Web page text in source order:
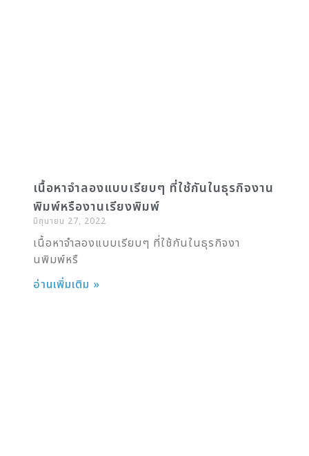
เนื้อหาจำลองแบบเรียบๆ ที่ใช้กันในธุรกิจงาน
พิมพ์หรืองานเรียงพิมพ์
มิถุนายน 27, 2022
เนื้อหาจำลองแบบเรียบๆ ที่ใช้กันในธุรกิจงา
นพิมพ์หรื
อ่านเพิ่มเติม »